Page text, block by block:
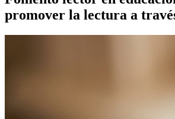
promover la lectura a